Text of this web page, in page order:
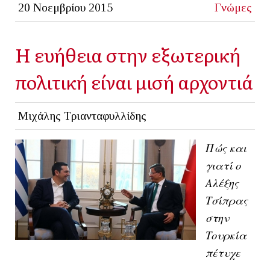
20 Νοεμβρίου 2015 Γνώμες
Η ευήθεια στην εξωτερική
πολιτική είναι μισή αρχοντιά
Μιχάλης Τριανταφυλλίδης
Πώς και
γιατί ο
Αλέξης
Τσίπρας
στην
Τουρκία
πέτυχε